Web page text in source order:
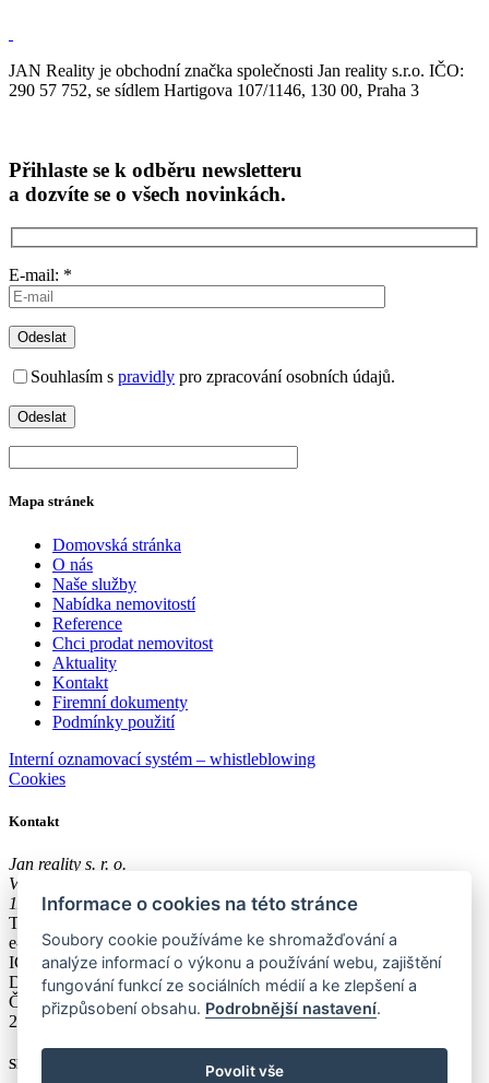
JAN Reality je obchodní značka společnosti Jan reality s.r.o. IČO:
290 57 752, se sídlem Hartigova 107/1146, 130 00, Praha 3
Přihlaste se k odběru newsletteru
a dozvíte se o všech novinkách.
E-mail: *
Souhlasím s pravidly pro zpracování osobních údajů.
Mapa stránek
Domovská stránka
O nás
Naše služby
Nabídka nemovitostí
Reference
Chci prodat nemovitost
Aktuality
Kontakt
Firemní dokumenty
Podmínky použití
Interní oznamovací systém – whistleblowing
Cookies
Kontakt
Jan reality s. r. o.
Václavské náměstí 43
11001, Praha 1
Tel.:
e-mail:poradna@jan-reality.com
IČO: 29057752
DIČ: CZ29057752
Číslo depozitního účtu r. k.:
2202612637 / 2010
Sledujte nás
Informace o cookies na této stránce
Soubory cookie používáme ke shromažďování a
analýze informací o výkonu a používání webu, zajištění
fungování funkcí ze sociálních médií a ke zlepšení a
přizpůsobení obsahu. Podrobnější nastavení.
Povolit vše